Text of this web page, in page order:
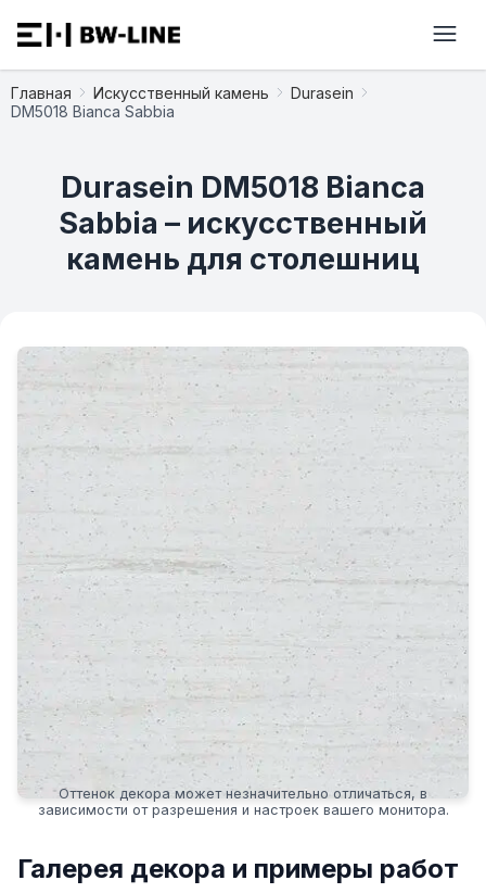
Главная Искусственный камень
Durasein
DM5018 Bianca Sabbia
Durasein DM5018 Bianca
Sabbia – искусственный
камень для столешниц
Оттенок декора может незначительно отличаться, в
зависимости от разрешения и настроек вашего монитора.
Галерея декора и примеры работ